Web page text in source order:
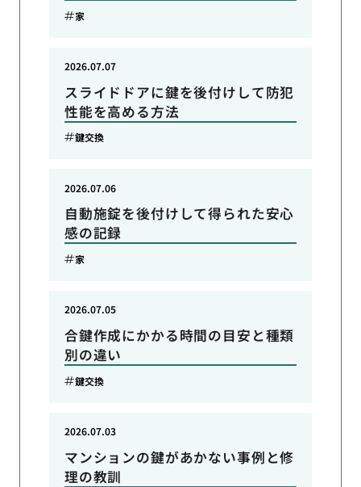
家
スライドドアに鍵を後付けして防犯
性能を高める方法
2026.07.07
鍵交換
自動施錠を後付けして得られた安心
感の記録
2026.07.06
家
合鍵作成にかかる時間の目安と種類
別の違い
2026.07.05
鍵交換
マンションの鍵があかない事例と修
理の教訓
2026.07.03